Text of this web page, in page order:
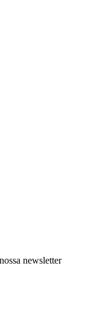
newsletter